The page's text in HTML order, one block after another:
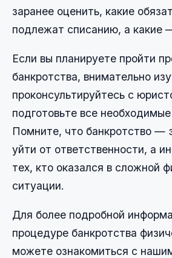
заранее оценить, какие
подлежат списанию, а какие
Если вы планируете пройти
банкротства, внимательно
проконсультируйтесь с
подготовьте все
Помните, что банкротство —
уйти от ответственности, а
тех, кто оказался в сложной
ситуации.
Для более подробной
процедуре банкротства
можете ознакомиться с